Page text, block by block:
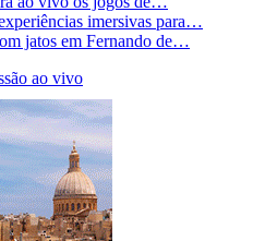
imersivas para…
jatos em Fernando de…
ao vivo